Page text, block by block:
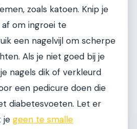
zoals katoen. Knip je
om ingroei te
een nagelvijl om scherpe
Als je niet goed bij je
nagels dik of verkleurd
een pedicure doen die
diabetesvoeten. Let er
je geen te smalle